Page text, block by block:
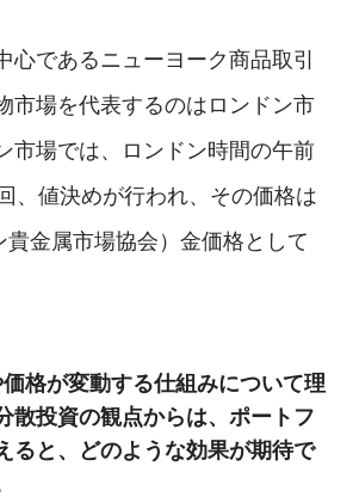
心であるニューヨーク商品取引
市場を代表するのはロンドン市
市場では、ロンドン時間の午前
、値決めが行われ、その価格は
貴金属市場協会）金価格として
格が変動する仕組みについて理
散投資の観点からは、ポートフ
ると、どのような効果が期待で